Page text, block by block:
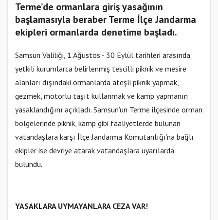
Terme’de ormanlara giriş yasağının
başlamasıyla beraber Terme İlçe Jandarma
ekipleri ormanlarda denetime başladı.
Samsun Valiliği, 1 Ağustos - 30 Eylül tarihleri arasında
yetkili kurumlarca belirlenmiş tescilli piknik ve mesire
alanları dışındaki ormanlarda ateşli piknik yapmak,
gezmek, motorlu taşıt kullanmak ve kamp yapmanın
yasaklandığını açıkladı. Samsun’un Terme ilçesinde orman
bölgelerinde piknik, kamp gibi faaliyetlerde bulunan
vatandaşlara karşı İlçe Jandarma Komutanlığı’na bağlı
ekipler ise devriye atarak vatandaşlara uyarılarda
bulundu.
YASAKLARA UYMAYANLARA CEZA VAR!